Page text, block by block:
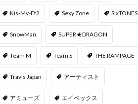
Kis-My-Ft2 Sexy Zone SixTONES
SnowMan SUPER★DRAGON
Team M Team S THE RAMPAGE
Travis Japan アーティスト
アミューズ エイベックス